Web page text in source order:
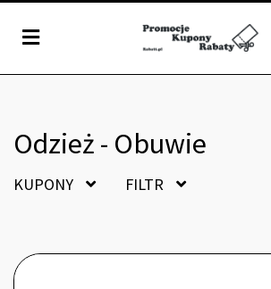
Odzież - Obuwie
KUPONY FILTR